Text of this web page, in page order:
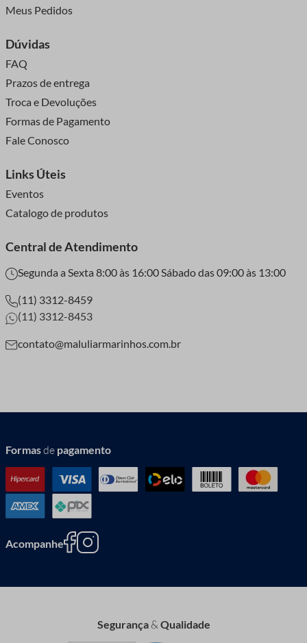
Meus Pedidos
Dúvidas
FAQ
Prazos de entrega
Troca e Devoluções
Formas de Pagamento
Fale Conosco
Links Úteis
Eventos
Catalogo de produtos
Central de Atendimento
Segunda a Sexta 8:00 às 16:00 Sábado das 09:00 às 13:00
(11) 3312-8459
(11) 3312-8453
contato@maluliarmarinhos.com.br
Formasde pagamento
Acompanhe
Segurança&Qualidade